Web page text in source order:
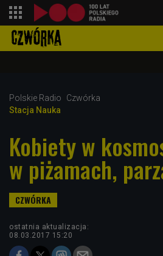
Polskie Radio
Czwórka
Stacja Nauka
Kobiety w
w piżamach,
ostatnia aktualizacja:
08.03.2017 15:20